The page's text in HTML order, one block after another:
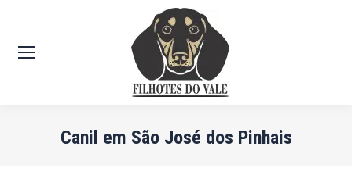
Canil em São José dos Pinhais